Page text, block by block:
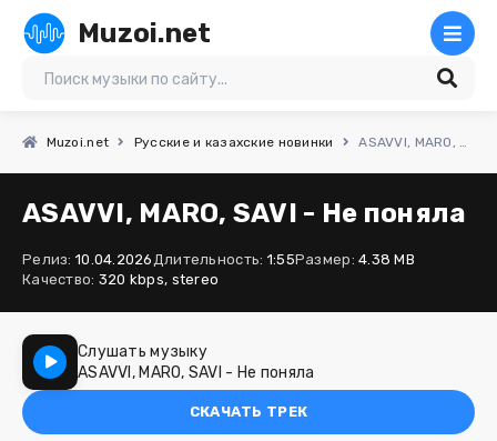
Muzoi.net
Muzoi.net Русские и казахские новинки ASAVVI, MARO, SAVI - Не поняла
ASAVVI, MARO, SAVI - Не поняла
Релиз: 10.04.2026Длительность: 1:55Размер: 4.38 MB
Качество: 320 kbps, stereo
Слушать музыку
ASAVVI, MARO, SAVI - Не поняла
СКАЧАТЬ ТРЕК